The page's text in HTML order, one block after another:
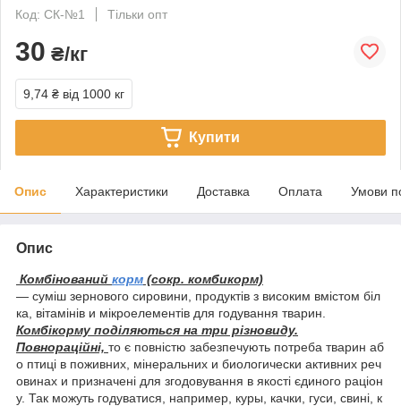
Код: СК-№1
Тільки опт
30 ₴/кг
9,74 ₴ від 1000 кг
Купити
Опис Характеристики Доставка Оплата Умови
Опис
Комбінований корм (сокр. комбикорм)
— суміш зернового сировини, продуктів з високим вмістом біл
ка, вітамінів и мікроелементів для годування тварин.
Комбікорму поділяються на три різновиду.
Повнораційні, то є повністю забезпечують потреба тварин аб
о птиці в поживних, мінеральних и биологически активних реч
овинах и призначені для згодовування в якості єдиного раціон
у. Так можуть годуватися, например, куры, качки, гуси, свині, к